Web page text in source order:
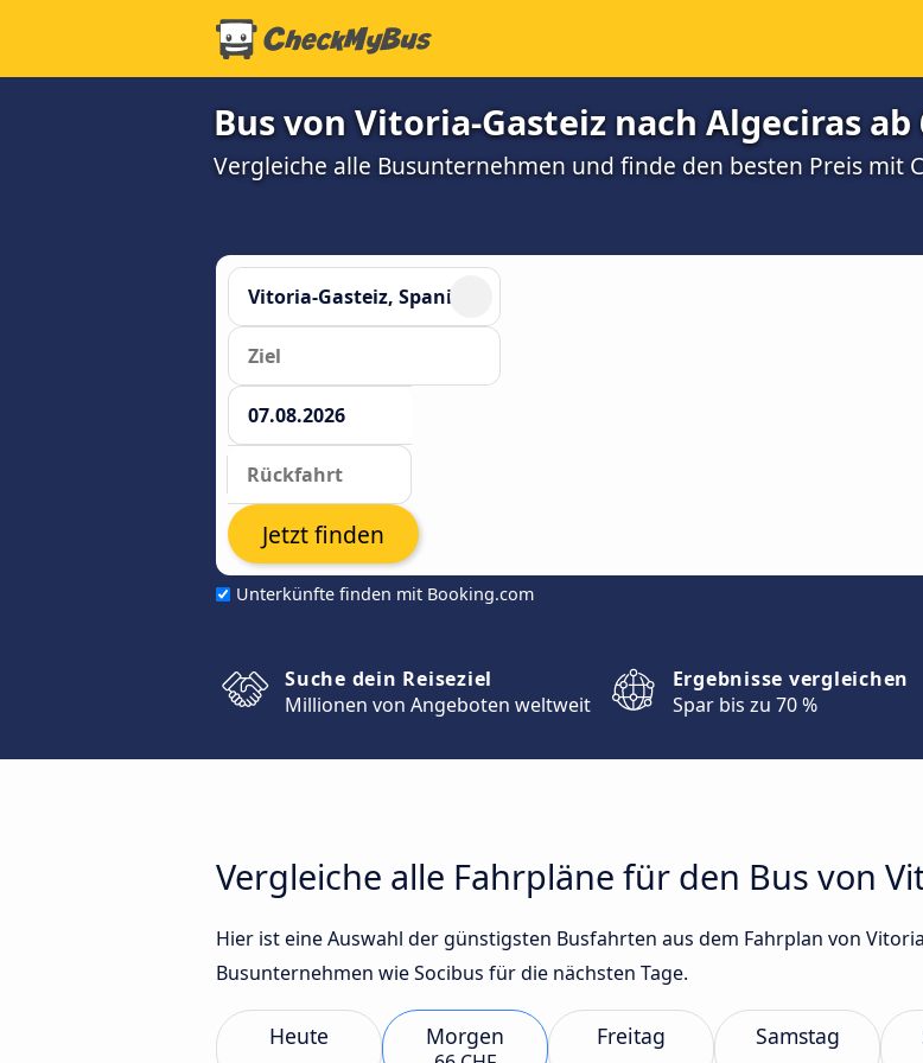
Bus von Vitoria-Gasteiz nach Algeciras ab
Vergleiche alle Busunternehmen und finde den besten Preis mit
Unterkünfte finden mit Booking.com
Jetzt finden
Suche dein Reiseziel
Millionen von Angeboten weltweit
Ergebnisse vergleichen
Spar bis zu 70 %
Vergleiche alle Fahrpläne für den Bus von
Hier ist eine Auswahl der günstigsten Busfahrten aus dem Fahrplan von
Busunternehmen wie Socibus für die nächsten Tage.
Heute Morgen Freitag Samstag